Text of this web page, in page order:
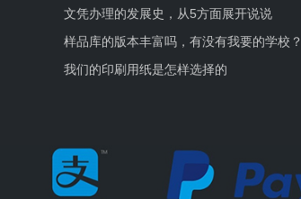
文凭办理的发展史，从5方面展开说说
样品库的版本丰富吗，有没有我要的学校？
我们的印刷用纸是怎样选择的